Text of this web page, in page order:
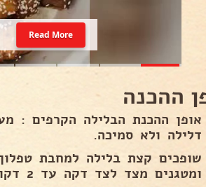
Read More
ההכנה
אופן ההכנת הבלילה הקרפים :
דלילה ולא סמיכה.
שופכים קצת בלילה למחבת
ומטגנים מצד לצד דקה עד 2 דקות כל צד עד להזהבה.